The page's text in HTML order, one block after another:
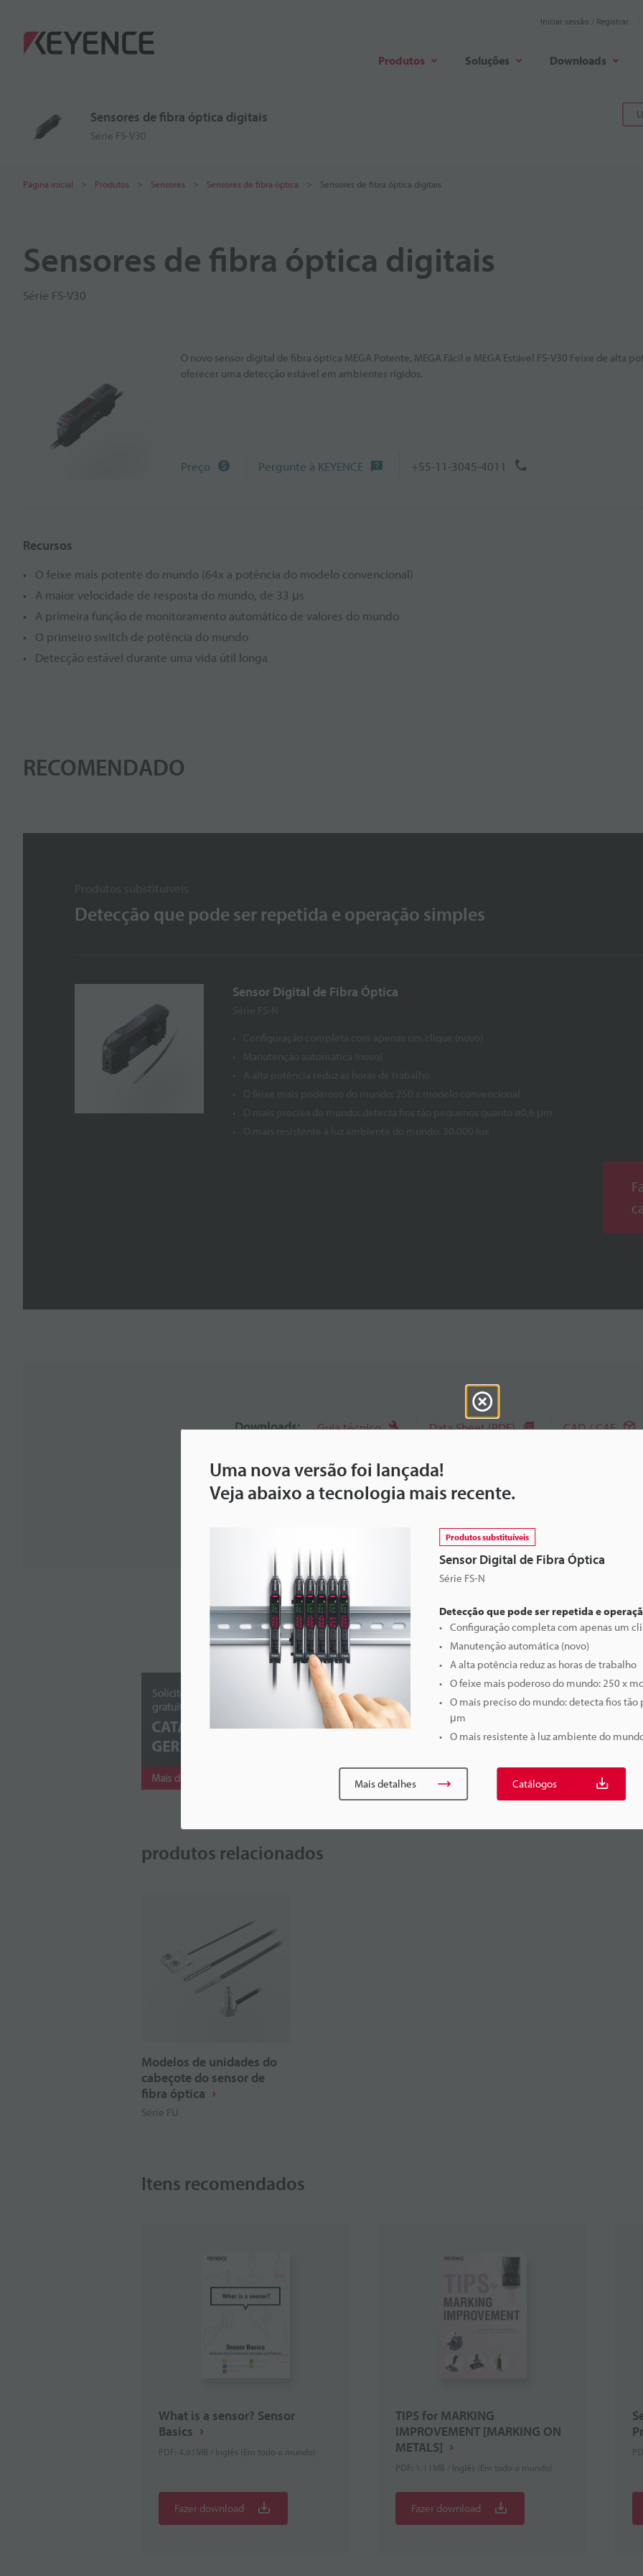
Iniciar sessão / Registrar
Produtos Soluções Downloads
Sensores de fibra óptica digitais
Série FS-V30
Página inicial Produtos Sensores Sensores de fibra óptica Sensores de fibra óptica digitais
Sensores de fibra óptica digitais
Série FS-V30
O novo sensor digital de fibra óptica MEGA Potente, MEGA Fácil e MEGA Estável FS-V30 Feixe de alta
oferecer uma detecção estável em ambientes rígidos.
Preço Pergunte à KEYENCE +55-11-3045-4011
Recursos
O feixe mais potente do mundo (64x a potência do modelo convencional)
A maior velocidade de resposta do mundo, de 33 μs
A primeira função de monitoramento automático de valores do mundo
O primeiro switch de potência do mundo
Detecção estável durante uma vida útil longa
RECOMENDADO
Detecção que pode ser repetida e operação simples
Sensor Digital de Fibra Óptica
Downloads: Guia técnico Data Sheet (PDF) CAD / CAE
Para seu suporte: Pergunte à KEYENCE
Conjunto de produtos:
produtos relacionados
Modelos de unidades do
cabeçote do sensor de
fibra óptica
Série FU
Itens recomendados
What is a sensor? Sensor
Basics
PDF: 4.01MB / Inglês (Em todo o mundo)
Fazer download
TIPS for MARKING
IMPROVEMENT [MARKING ON
METALS]
PDF: 1.11MB / Inglês (Em todo o mundo)
Fazer download
Uma nova versão foi lançada!
Veja abaixo a tecnologia mais recente.
Produtos substituíveis
Sensor Digital de Fibra Óptica
Série FS-N
Detecção que pode ser repetida e
Configuração completa com apenas um
Manutenção automática (novo)
A alta potência reduz as horas de trabalho
O feixe mais poderoso do mundo: 250 x
O mais preciso do mundo: detecta fios tão
μm
O mais resistente à luz ambiente do
Mais detalhes Catálogos